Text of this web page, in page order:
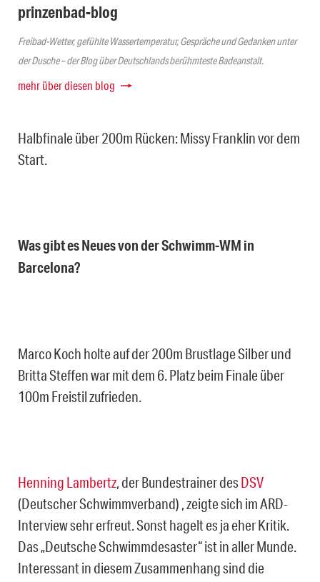
prinzenbad-blog
Freibad-Wetter, gefühlte Wassertemperatur, Gespräche und Gedanken unter
der Dusche – der Blog über Deutschlands berühmteste Badeanstalt.
mehr über diesen blog
Halbfinale über 200m Rücken: Missy Franklin vor dem
Start.
Was gibt es Neues von der Schwimm-WM in
Barcelona?
Marco Koch holte auf der 200m Brustlage Silber und
Britta Steffen war mit dem 6. Platz beim Finale über
100m Freistil zufrieden.
Henning Lambertz, der Bundestrainer desDSV
(Deutscher Schwimmverband) , zeigte sich im ARD-
Interview sehr erfreut. Sonst hagelt es ja eher Kritik.
Das „Deutsche Schwimmdesaster“ ist in aller Munde.
Interessant in diesem Zusammenhang sind die